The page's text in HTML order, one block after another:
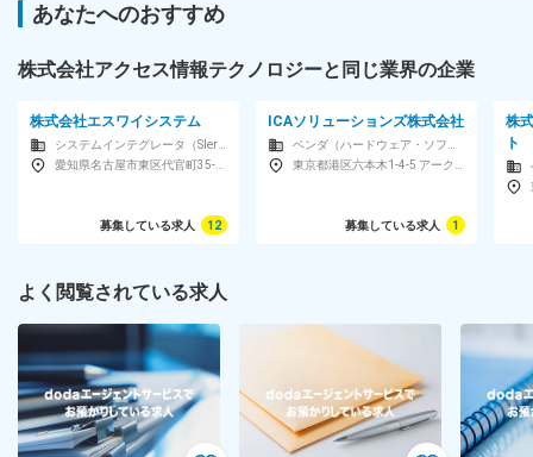
あなたへのおすすめ
株式会社アクセス情報テクノロジーと同じ業界の企業
株式会社エスワイシステム
募集している求人 12
ICAソリューションズ株式会社
募集している求人 1
株
ト
よく閲覧されている求人